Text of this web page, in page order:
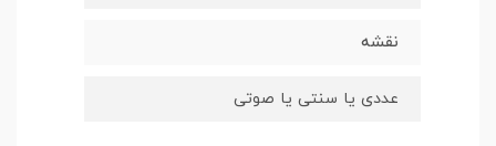
نقشه
عددی یا سنتی یا صوتی